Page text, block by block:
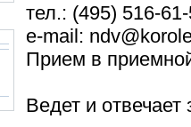
тел.: (495) 516-
e-mail:
Прием в
Ведет и отвечает